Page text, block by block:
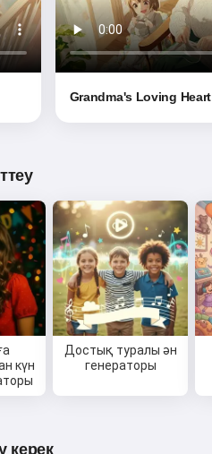
Grandma's Loving Heart
күн
Достық туралы ән
генераторы
керек